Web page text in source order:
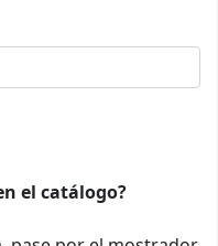
el catálogo?